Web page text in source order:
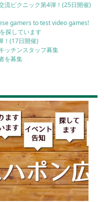
流ピクニック第4弾！(25日開催)
gamers to test video games!
探しています
！(17日開催)
ッチンスタッフ募集
を募集